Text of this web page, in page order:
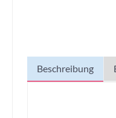
Beschreibung